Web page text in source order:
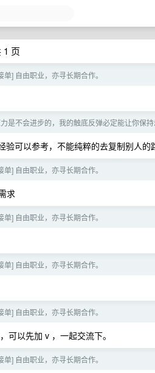
1 页
单] 自由职业，亦寻长期合作。
是不会进步的，我的触底反弹必定能让你保
可以参考，不能纯粹的去复制别人的
单] 自由职业，亦寻长期合作。
求
单] 自由职业，亦寻长期合作。
单] 自由职业，亦寻长期合作。
单] 自由职业，亦寻长期合作。
可以先加 v ，一起交流下。
单] 自由职业，亦寻长期合作。